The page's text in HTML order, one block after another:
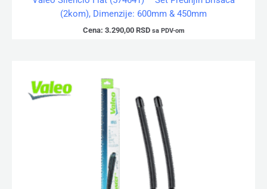
(2kom), Dimenzije: 600mm & 450mm
Cena: 3.290,00 RSD sa PDV-om